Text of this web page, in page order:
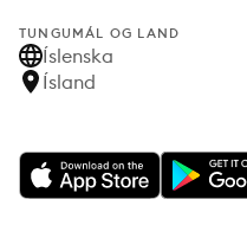
TUNGUMÁL OG LAND
Íslenska
Ísland